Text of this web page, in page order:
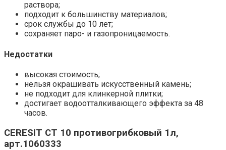
раствора;
подходит к большинству материалов;
срок службы до 10 лет;
сохраняет паро- и газопроницаемость.
Недостатки
высокая стоимость;
нельзя окрашивать искусственный камень;
не подходит для клинкерной плитки;
достигает водоотталкивающего эффекта за 48
часов.
CERESIT CT 10 противогрибковый 1л,
арт.1060333